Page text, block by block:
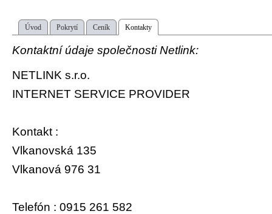
Úvod Pokrytí Ceník Kontakty
Kontaktní údaje společnosti Netlink:
NETLINK s.r.o.
INTERNET SERVICE PROVIDER
Kontakt :
Vlkanovská 135
Vlkanová 976 31
Telefón : 0915 261 582